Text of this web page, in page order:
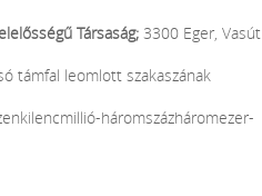
Társaság; 3300 Eger, Vasút
támfal leomlott szakaszának
háromszázháromezer-